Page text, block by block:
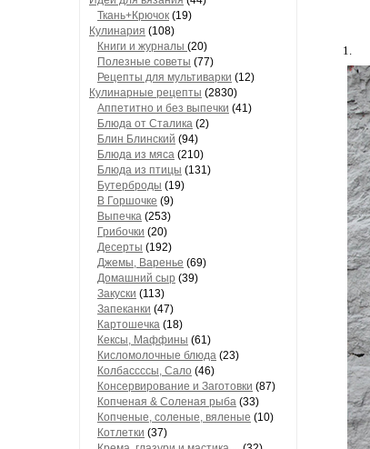
Ткань+Крючок (19)
Кулинария (108)
Книги и журналы (20)
Полезные советы (77)
Рецепты для мультиварки (12)
Кулинарные рецепты (2830)
Аппетитно и без выпечки (41)
Блюда от Сталика (2)
Блин Блинский (94)
Блюда из мяса (210)
Блюда из птицы (131)
Бутерброды (19)
В Горшочке (9)
Выпечка (253)
Грибочки (20)
Десерты (192)
Джемы, Варенье (69)
Домашний сыр (39)
Закуски (113)
Запеканки (47)
Картошечка (18)
Кексы, Маффины (61)
Кисломолочные блюда (23)
Колбассссы, Сало (46)
Консервирование и Заготовки (87)
Копченая & Соленая рыба (33)
Копченые, соленые, вяленые (10)
Котлетки (37)
1.